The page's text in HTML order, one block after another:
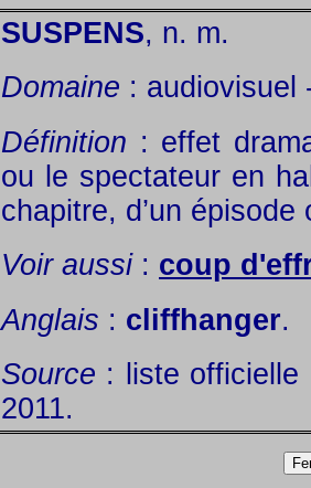
SUSPENS, n. m.
Domaine : audiovisuel
Définition : effet
ou le spectateur en
chapitre, d’un épisode
Voir aussi: coup
Anglais : cliffhanger.
Source : liste officielle
2011.